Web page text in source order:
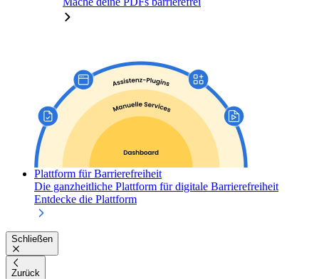
Plattform für Barrierefreiheit
Die ganzheitliche Plattform für digitale Barrierefreiheit
Entdecke die Plattform
Schließen
Zurück